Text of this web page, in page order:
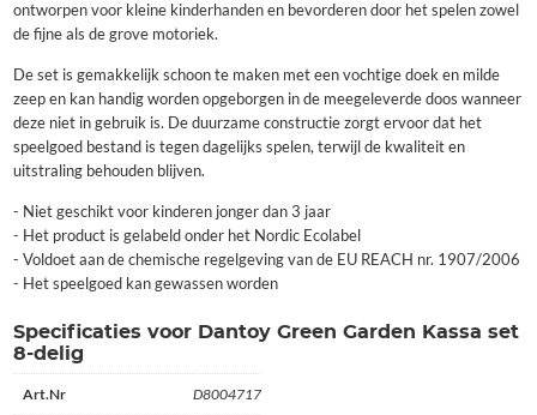
ontworpen voor kleine kinderhanden en bevorderen door het spelen zowel
de fijne als de grove motoriek.
De set is gemakkelijk schoon te maken met een vochtige doek en milde
zeep en kan handig worden opgeborgen in de meegeleverde doos wanneer
deze niet in gebruik is. De duurzame constructie zorgt ervoor dat het
speelgoed bestand is tegen dagelijks spelen, terwijl de kwaliteit en
uitstraling behouden blijven.
- Niet geschikt voor kinderen jonger dan 3 jaar
- Het product is gelabeld onder het Nordic Ecolabel
- Voldoet aan de chemische regelgeving van de EU REACH nr. 1907/2006
- Het speelgoed kan gewassen worden
Specificaties voor Dantoy Green Garden Kassa set
8-delig
Art.Nr D8004717